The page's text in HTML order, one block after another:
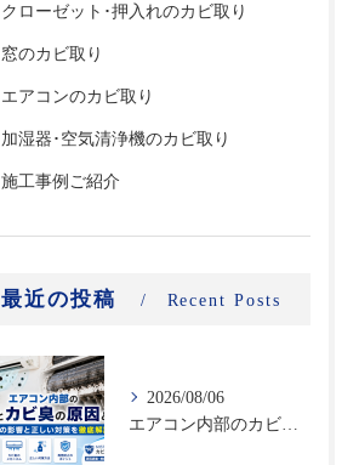
クローゼット･押入れのカビ取り
窓のカビ取り
エアコンのカビ取り
加湿器･空気清浄機のカビ取り
施工事例ご紹介
最近の投稿 Recent Posts
2026/08/06
エアコン内部のカビとカビ臭の原因とは？健康への影響と正しい対策を徹底解説